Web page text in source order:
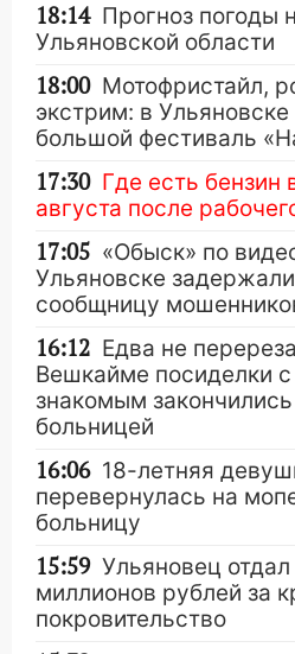
18:14 Прогноз погоды
Ульяновской области
18:00 Мотофристайл,
экстрим: в
большой фестиваль
17:30 Где есть бензин
августа после
17:05 «Обыск» по
Ульяновске
сообщницу
16:12 Едва не
Вешкайме посиделки
знакомым
больницей
16:06 18-летняя
перевернулась на
больницу
15:59 Ульяновец
миллионов рублей за
покровительство